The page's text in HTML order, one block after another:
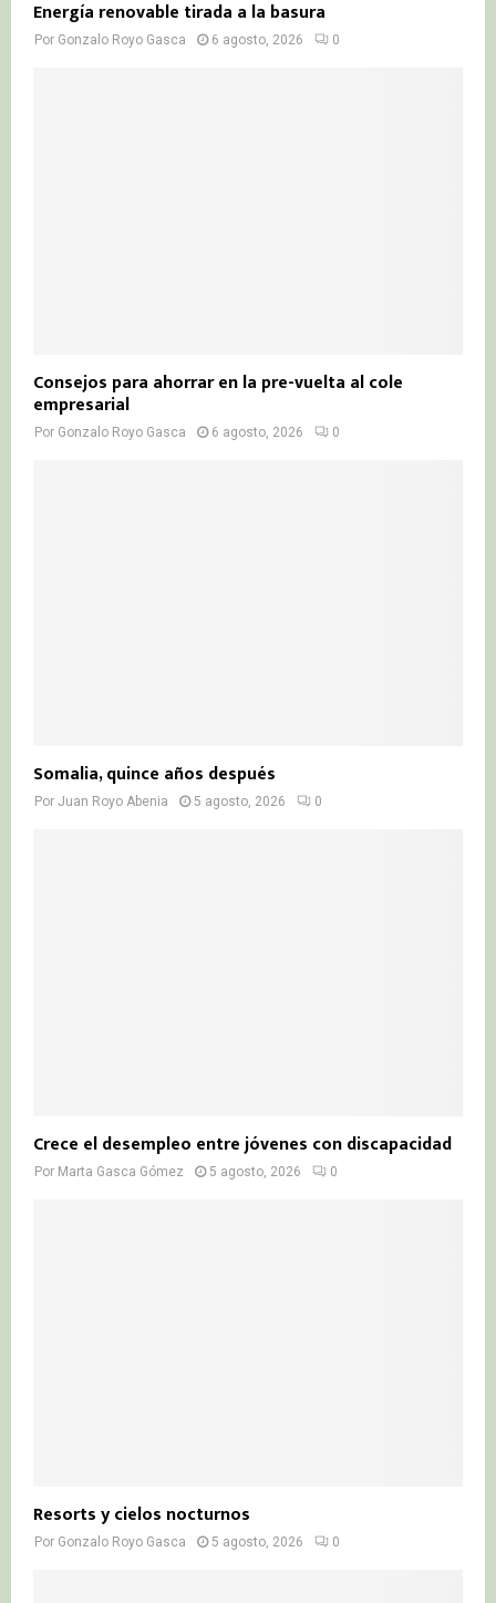
Energía renovable tirada a la basura
Por Gonzalo Royo Gasca 6 agosto, 2026 0
Consejos para ahorrar en la pre-vuelta al cole
empresarial
Por Gonzalo Royo Gasca 6 agosto, 2026 0
Somalia, quince años después
Por Juan Royo Abenia 5 agosto, 2026 0
Crece el desempleo entre jóvenes con discapacidad
Por Marta Gasca Gómez 5 agosto, 2026 0
Resorts y cielos nocturnos
Por Gonzalo Royo Gasca 5 agosto, 2026 0